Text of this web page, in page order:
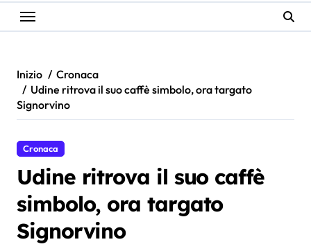
Inizio
Cronaca
Udine ritrova il suo caffè simbolo, ora targato
Signorvino
Cronaca
Udine ritrova il suo caffè
simbolo, ora targato
Signorvino